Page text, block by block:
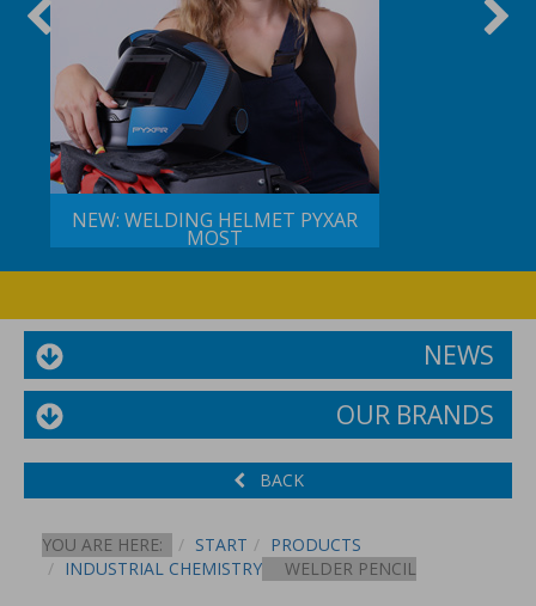
NEW: WELDING HELMET PYXAR
MOST
NEWS
OUR BRANDS
BACK
YOU ARE HERE: START
PRODUCTS
INDUSTRIAL CHEMISTRY
WELDER PENCIL